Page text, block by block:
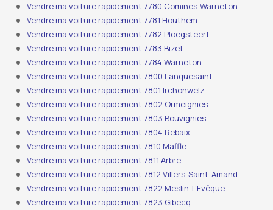
Vendre ma voiture rapidement 7780 Comines-Warneton
Vendre ma voiture rapidement 7781 Houthem
Vendre ma voiture rapidement 7782 Ploegsteert
Vendre ma voiture rapidement 7783 Bizet
Vendre ma voiture rapidement 7784 Warneton
Vendre ma voiture rapidement 7800 Lanquesaint
Vendre ma voiture rapidement 7801 Irchonwelz
Vendre ma voiture rapidement 7802 Ormeignies
Vendre ma voiture rapidement 7803 Bouvignies
Vendre ma voiture rapidement 7804 Rebaix
Vendre ma voiture rapidement 7810 Maffle
Vendre ma voiture rapidement 7811 Arbre
Vendre ma voiture rapidement 7812 Villers-Saint-Amand
Vendre ma voiture rapidement 7822 Meslin-L’Evêque
Vendre ma voiture rapidement 7823 Gibecq